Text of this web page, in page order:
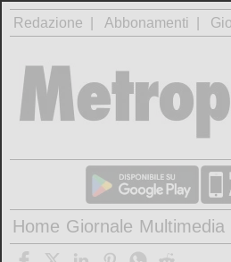
Redazione Abbonamenti
Home Giornale Multimedia